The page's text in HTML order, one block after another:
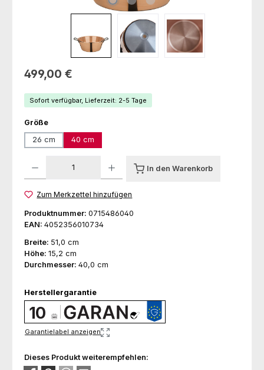
Regulärer Preis:
499,00 €
Sofort verfügbar, Lieferzeit: 2-5 Tage
Größeauswählen
26 cm
40 cm
In den Warenkorb
Zum Merkzettel hinzufügen
Produktnummer: 0715486040
EAN: 4052356010734
Breite: 51,0 cm
Höhe: 15,2 cm
Durchmesser: 40,0 cm
Herstellergarantie
10
Garantielabel anzeigen
Dieses Produkt weiterempfehlen: